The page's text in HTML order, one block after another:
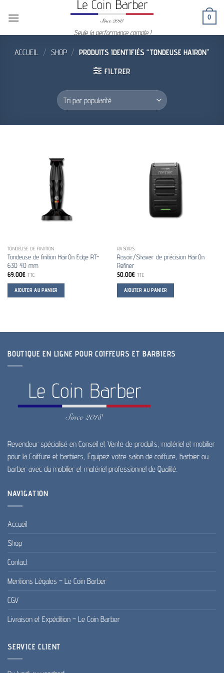
Seule la performance compte !
0
ACCUEIL / SHOP / PRODUITS IDENTIFIÉS “TONDEUSE HAIRON”
FILTRER
TONDEUSE DE FINITION
Tondeuse de finition HairOn Edge RT-
630 40 mm
69.00€ TTC
AJOUTER AU PANIER
RASOIRS
Rasoir/Shaver de précision HairOn
Refiner
50.00€ TTC
AJOUTER AU PANIER
BOUTIQUE EN LIGNE POUR COIFFEURS ET BARBIERS
Revendeur spécialisé en Conseil et Vente de produits, matériel et mobilier
pour la Coiffure et barbiers, Équipez votre salon de coiffure, barbier ou
barber avec du mobilier et matériel professionnel de Qualité.
NAVIGATION
Accueil
Shop
Contact
Mentions Légales – Le Coin Barber
CGV
Livraison et Expédition – Le Coin Barber
SERVICE CLIENT